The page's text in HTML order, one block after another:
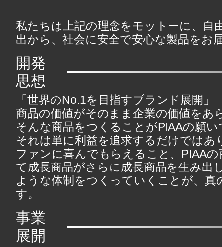
私たちは上記の理念をモットーに、自
出から、社会に安全で安心な製品をお
開発
思想
「世界のNo.1を目指すブランド展開」
商品の価値がそのまま企業の価値をあ
そんな商品をつくることがPIAAの願い
それは単に利益を追求するだけではあ
ファンに喜んでもらえること、PIAA
て成長商品がさらに成長商品を生み出
ような体制をつくっていくことが、
す。
事業
展開